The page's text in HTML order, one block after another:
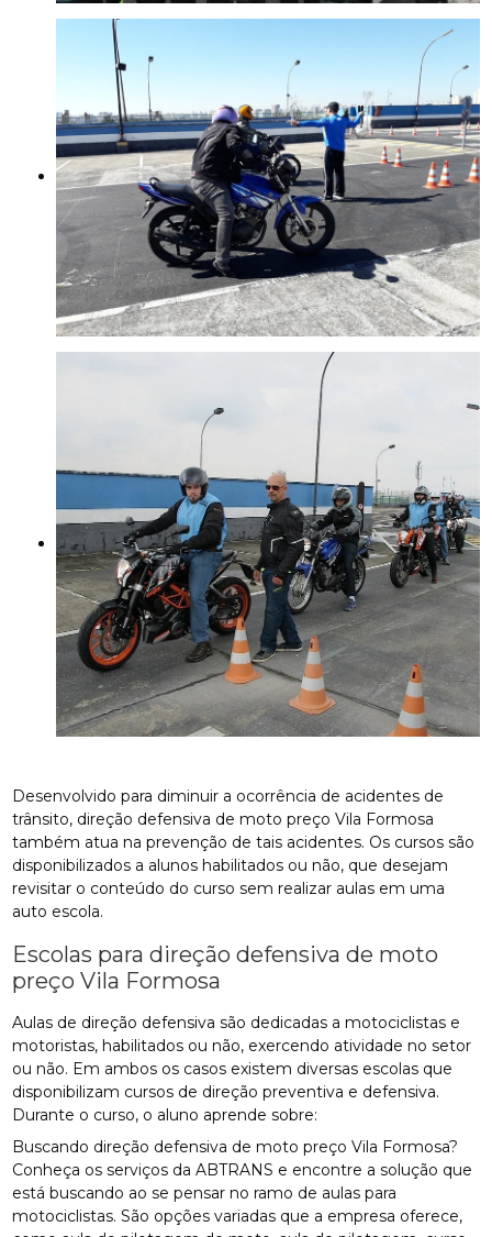
Desenvolvido para diminuir a ocorrência de acidentes de
trânsito, direção defensiva de moto preço Vila Formosa
também atua na prevenção de tais acidentes. Os cursos são
disponibilizados a alunos habilitados ou não, que desejam
revisitar o conteúdo do curso sem realizar aulas em uma
auto escola.
Escolas para direção defensiva de moto
preço Vila Formosa
Aulas de direção defensiva são dedicadas a motociclistas e
motoristas, habilitados ou não, exercendo atividade no setor
ou não. Em ambos os casos existem diversas escolas que
disponibilizam cursos de direção preventiva e defensiva.
Durante o curso, o aluno aprende sobre:
Buscando direção defensiva de moto preço Vila Formosa?
Conheça os serviços da ABTRANS e encontre a solução que
está buscando ao se pensar no ramo de aulas para
motociclistas. São opções variadas que a empresa oferece,